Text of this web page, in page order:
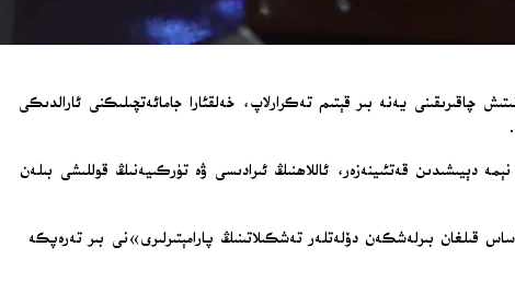
چاقىرىقىنى يەنە بىر قېتىم تەكرارلاپ، خەلقئارا جامائەتچىلىكنى ئارالدىكى
قىلغان سۆزىدە: «كىمنىڭ نېمە دېيىشىدىن قەتئىينەزەر، ئاللاھنىڭ ئىرادىسى ۋە تۈركىيەنىڭ قوللىشى بىلەن
قىلغان بىرلەشكەن دۆلەتلەر تەشكىلاتىنىڭ پارامېتىرلىرى»نى بىر تەرەپكە